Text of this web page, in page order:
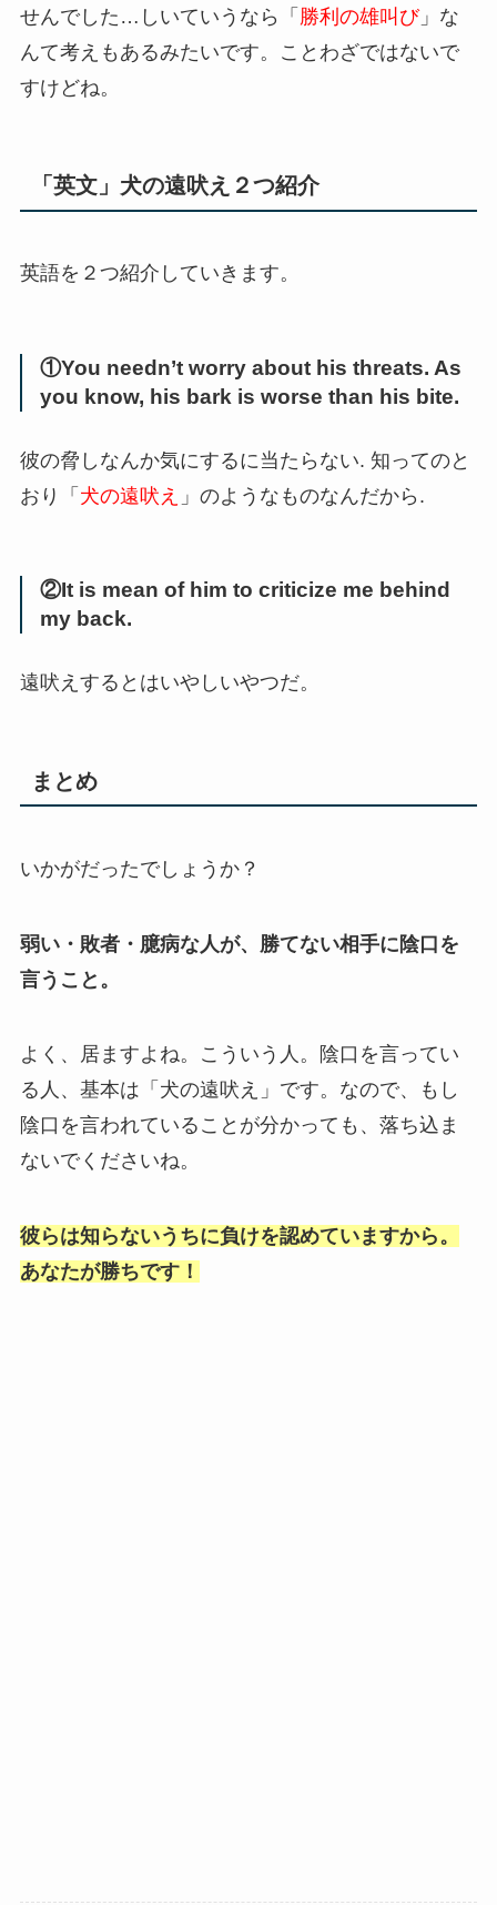
せんでした…しいていうなら「 勝利の雄叫び」な
んて考えもあるみたいです。ことわざではないで
すけどね。
「英文」犬の遠吠え２つ紹介
英語を２つ紹介していきます。
①You needn’t worry about his threats. As
you know, his bark is worse than his bite.
彼の脅しなんか気にするに当たらない. 知ってのと
おり「 犬の遠吠え 」のようなものなんだから.
②It is mean of him to criticize me behind
my back.
遠吠えするとはいやしいやつだ。
まとめ
いかがだったでしょうか？
弱い・敗者・臆病な人が、勝てない相手に陰口を
言うこと。
よく、居ますよね。こういう人。陰口を言ってい
る人、基本は「犬の遠吠え」です。なので、もし
陰口を言われていることが分かっても、落ち込ま
ないでくださいね。
彼らは知らないうちに負けを認めていますから。
あなたが勝ちです！